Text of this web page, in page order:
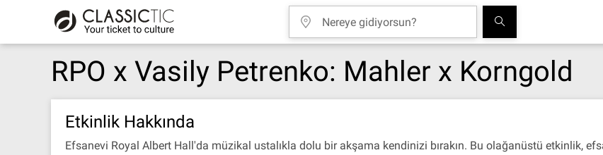
RPO x Vasily Petrenko: Mahler x Korngold
Etkinlik Hakkında
Efsanevi Royal Albert Hall'da müzikal ustalıkla dolu bir akşama kendinizi bırakın. Bu olağanüstü etkinlik,